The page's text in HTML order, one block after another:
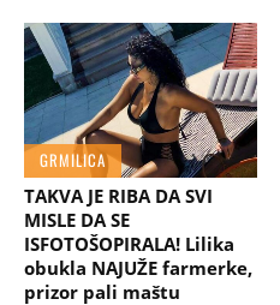
GRMILICA
TAKVA JE RIBA DA SVI
MISLE DA SE
ISFOTOŠOPIRALA! Lilika
obukla NAJUŽE farmerke,
prizor pali maštu